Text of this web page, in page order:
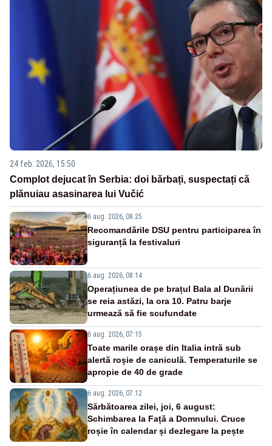
24 feb. 2026, 15:50
Complot dejucat în Serbia: doi bărbați, suspectați că
plănuiau asasinarea lui Vučić
6 aug. 2026, 08:25
Recomandările DSU pentru participarea în
siguranță la festivaluri
6 aug. 2026, 08:14
Operațiunea de pe brațul Bala al Dunării
se reia astăzi, la ora 10. Patru barje
urmează să fie scufundate
6 aug. 2026, 07:15
Toate marile orașe din Italia intră sub
alertă roșie de caniculă. Temperaturile se
apropie de 40 de grade
6 aug. 2026, 07:12
Sărbătoarea zilei, joi, 6 august:
Schimbarea la Față a Domnului. Cruce
roșie în calendar și dezlegare la pește